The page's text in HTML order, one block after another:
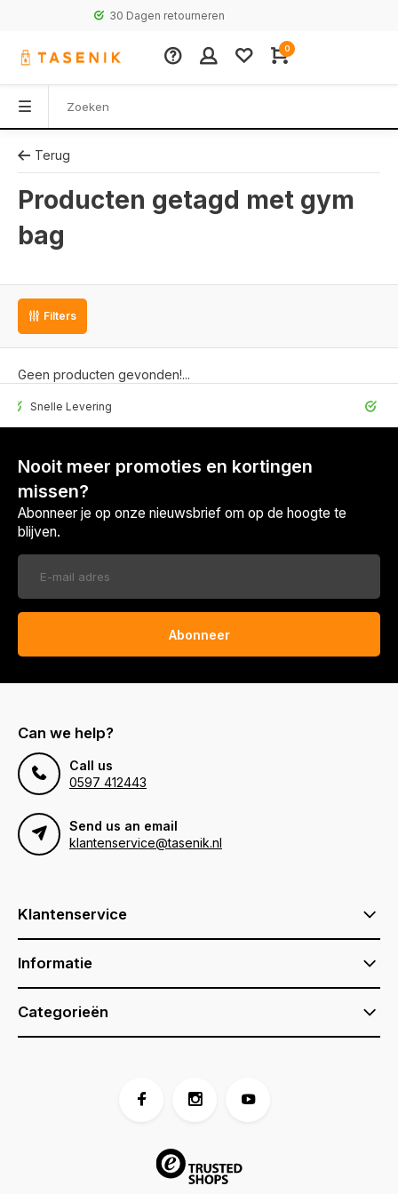
30 Dagen retourneren
0
Terug
Producten getagd met gym
bag
Filters
Geen producten gevonden!...
Levering 30 Dagen
Nooit meer promoties en kortingen
missen?
Abonneer je op onze nieuwsbrief om op de hoogte te
blijven.
Abonneer
Can we help?
Call us
0597 412443
Send us an email
klantenservice@tasenik.nl
Klantenservice
Informatie
Categorieën